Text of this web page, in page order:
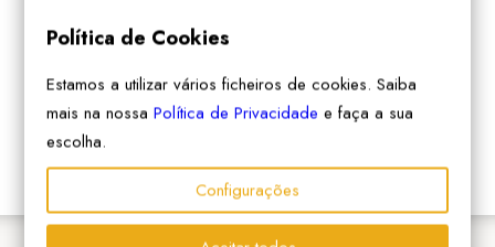
Política de Cookies
Estamos a utilizar vários ficheiros de cookies. Saiba
mais na nossaPolítica de Privacidade e faça a sua
escolha.
Configurações